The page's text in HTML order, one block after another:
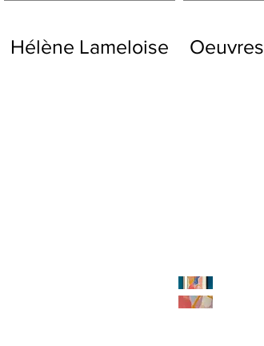
Hélène Lameloise Oeuvres